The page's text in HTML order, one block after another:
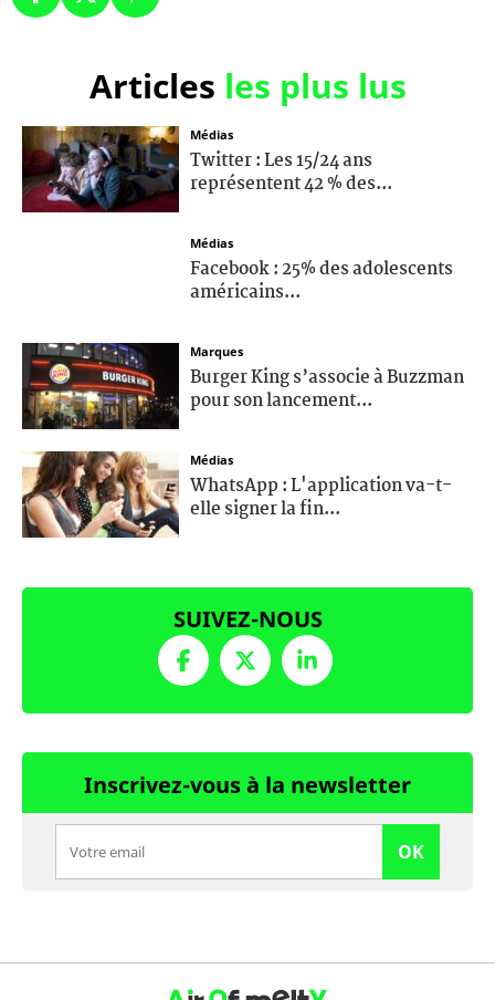
Articles les plus lus
Médias
Twitter : Les 15/24 ans
représentent 42 % des...
Médias
Facebook : 25% des adolescents
américains...
Marques
Burger King s’associe à Buzzman
pour son lancement...
Médias
WhatsApp : L'application va-t-
elle signer la fin...
SUIVEZ-NOUS
Inscrivez-vous à la newsletter
OK